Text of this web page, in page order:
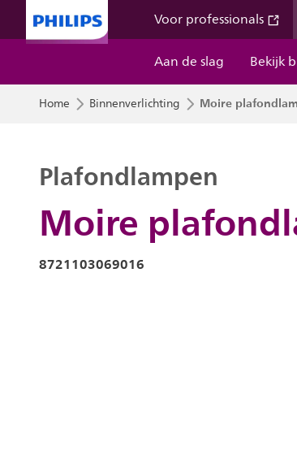
Voor professionals
Aan de slag
Bekijk
Home Binnenverlichting Moire
Moire
Plafondlampen
8721103069016